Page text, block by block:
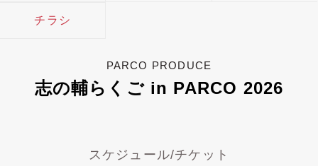
チラシ
PARCO PRODUCE
志の輔らくご in PARCO 2026
スケジュール/チケット